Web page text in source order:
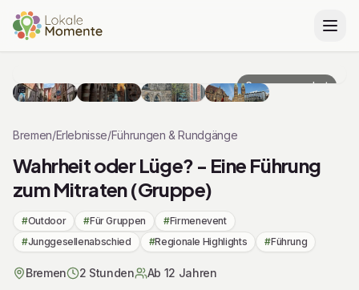
Gruppenangebot
Bremen/Erlebnisse/Führungen & Rundgänge
Wahrheit oder Lüge? - Eine Führung
zum Mitraten (Gruppe)
#Outdoor #Für Gruppen #Firmenevent
#Junggesellenabschied #Regionale Highlights #Führung
Bremen 2 Stunden Ab 12 Jahren